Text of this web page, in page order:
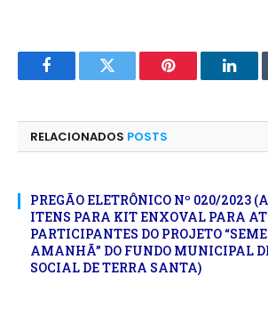
FacebookTwitter Pinterest
RELACIONADOS POSTS
PREGÃO ELETRÔNICO Nº 020/2023
ITENS PARA KIT ENXOVAL PARA
PARTICIPANTES DO PROJETO
AMANHÃ” DO FUNDO MUNICIPAL
SOCIAL DE TERRA SANTA)